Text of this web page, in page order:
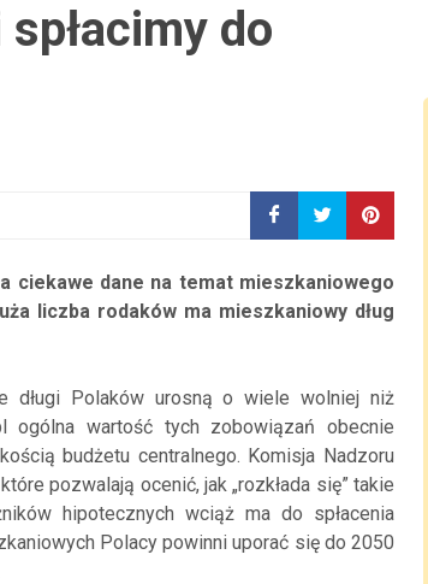
do
ciekawe dane na temat mieszkaniowego
liczba rodaków ma mieszkaniowy dług
długi Polaków urosną o wiele wolniej niż
ogólna wartość tych zobowiązań obecnie
budżetu centralnego. Komisja Nadzoru
pozwalają ocenić, jak „rozkłada się” takie
hipotecznych wciąż ma do spłacenia
Polacy powinni uporać się do 2050